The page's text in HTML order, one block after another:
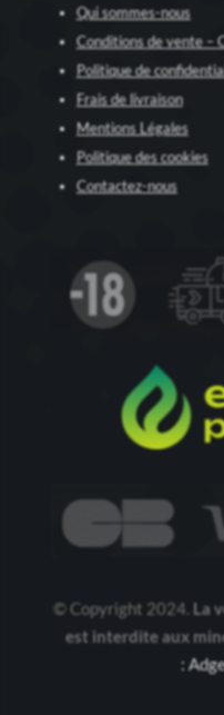
Qui sommes-nous
Conditions de vente –
Politique de
Frais de livraison
Mentions Légales
Politique des cookies
Contactez-nous
© Copyright 2024. La
est interdite aux
: